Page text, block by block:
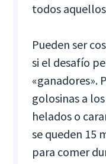
todos
Pueden ser
si el desafío
«ganadores».
golosinas a
helados o
se queden 15
para comer